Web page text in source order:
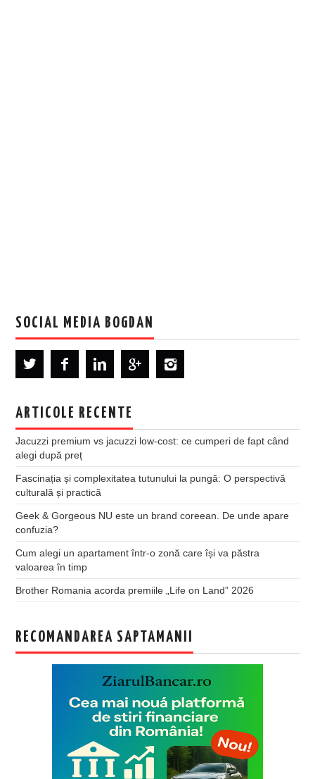
SOCIAL MEDIA BOGDAN
ARTICOLE RECENTE
Jacuzzi premium vs jacuzzi low-cost: ce cumperi de fapt când
alegi după preț
Fascinația și complexitatea tutunului la pungă: O perspectivă
culturală și practică
Geek & Gorgeous NU este un brand coreean. De unde apare
confuzia?
Cum alegi un apartament într-o zonă care își va păstra
valoarea în timp
Brother Romania acorda premiile „Life on Land” 2026
RECOMANDAREA SAPTAMANII